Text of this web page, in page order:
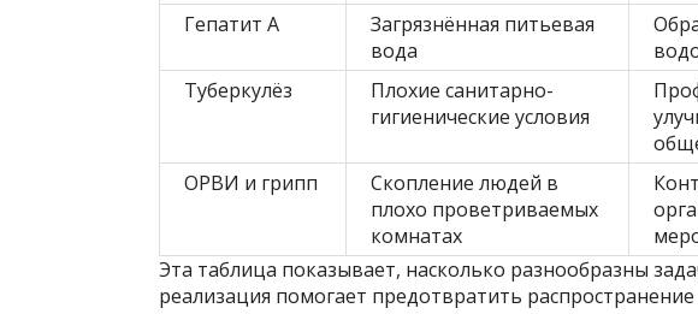
Гепатит А
Загрязнённая питьевая
вода
Туберкулёз
Плохие санитарно-
гигиенические условия
ОРВИ и грипп
Скопление людей в
плохо проветриваемых
комнатах
Эта таблица показывает, насколько разнообразны
реализация помогает предотвратить